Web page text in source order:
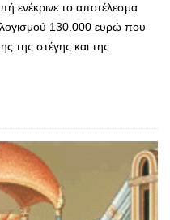
ενέκρινε το αποτέλεσμα
130.000 ευρώ που
της στέγης και της